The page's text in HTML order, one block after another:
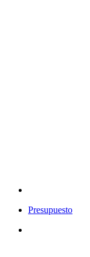
Presupuesto